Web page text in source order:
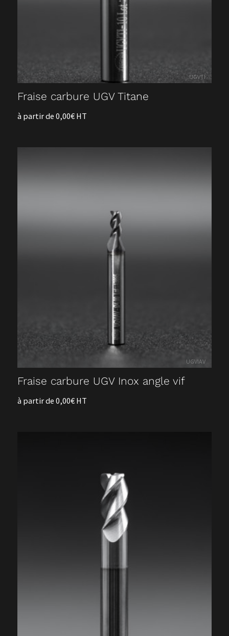
Accueil
Notre société
Nos services
Contact
Nos outils sur-mesure
Nos outils standards en vente en ligne !
Fraise carbure UGV Titane
UGVTI
à partir de 0,00€ HT
Fraise carbure UGV Inox angle vif
UGVIAV
à partir de 0,00€ HT